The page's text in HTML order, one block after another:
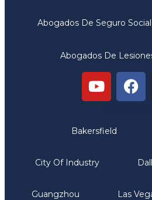
Abogados De Seguro
Abogados De
Bakersfield
City Of Industry
Guangzhou Las